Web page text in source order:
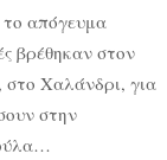
το απόγευμα
βρέθηκαν στον
Χαλάνδρι, για
στην